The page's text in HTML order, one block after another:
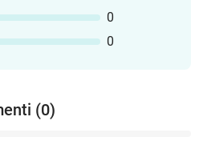
0
0
(0)